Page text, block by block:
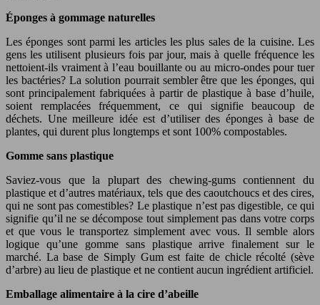
Éponges à gommage naturelles
Les éponges sont parmi les articles les plus sales de la cuisine. Les
gens les utilisent plusieurs fois par jour, mais à quelle fréquence les
nettoient-ils vraiment à l’eau bouillante ou au micro-ondes pour tuer
les bactéries? La solution pourrait sembler être que les éponges, qui
sont principalement fabriquées à partir de plastique à base d’huile,
soient remplacées fréquemment, ce qui signifie beaucoup de
déchets. Une meilleure idée est d’utiliser des éponges à base de
plantes, qui durent plus longtemps et sont 100% compostables.
Gomme sans plastique
Saviez-vous que la plupart des chewing-gums contiennent du
plastique et d’autres matériaux, tels que des caoutchoucs et des cires,
qui ne sont pas comestibles? Le plastique n’est pas digestible, ce qui
signifie qu’il ne se décompose tout simplement pas dans votre corps
et que vous le transportez simplement avec vous. Il semble alors
logique qu’une gomme sans plastique arrive finalement sur le
marché. La base de Simply Gum est faite de chicle récolté (sève
d’arbre) au lieu de plastique et ne contient aucun ingrédient artificiel.
Emballage alimentaire à la cire d’abeille